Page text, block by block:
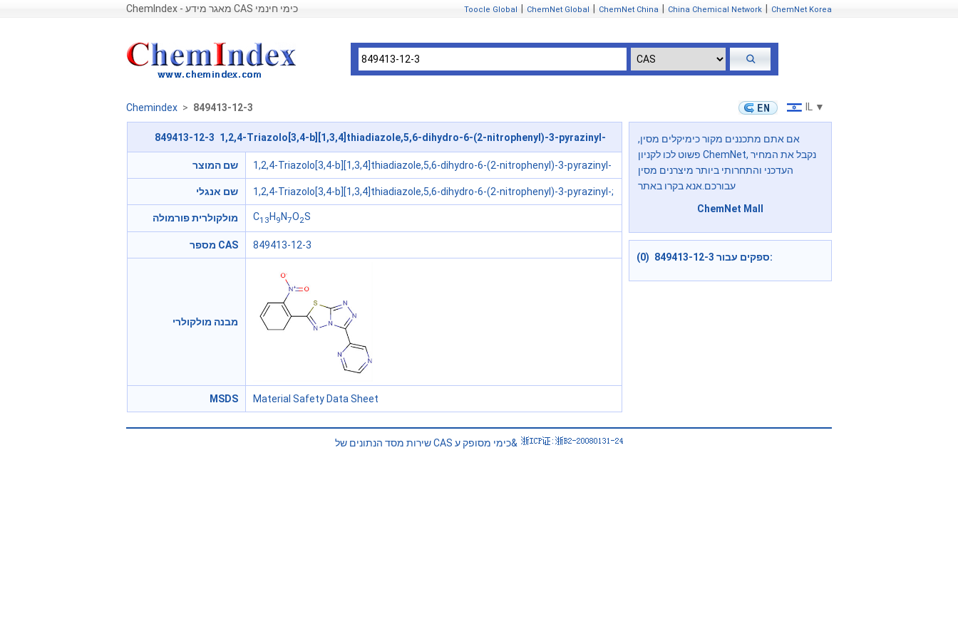
ChemIndex - מאגר מידע CAS כימי חינמי Toocle Global ChemNet Global ChemNet China China Chemical Network ChemNet Korea
Chemindex > 849413-12-3 IL ▼
849413-12-3 1,2,4-Triazolo[3,4-b][1,3,4]thiadiazole,5,6-dihydro-6-(2-nitrophenyl)-3-pyrazinyl-
שם המוצר 1,2,4-Triazolo[3,4-b][1,3,4]thiadiazole,5,6-dihydro-6-(2-nitrophenyl)-3-pyrazinyl-
שם אנגלי 1,2,4-Triazolo[3,4-b][1,3,4]thiadiazole,5,6-dihydro-6-(2-nitrophenyl)-3-pyrazinyl-;
מולקולרית פורמולה C13 H 9 N7O2S
מספר CAS 849413-12-3
מבנה מולקולרי
MSDS Material Safety Data Sheet
אם אתם מתכננים מקור כימיקלים מסין,
פשוט לכו לקניון ChemNet, נקבל את המחיר
העדכני והתחרותי ביותר מיצרנים מסין
עבורכם.אנא בקרו באתר
ChemNet Mall
ספקים עבור 849413-12-3 (0):
שירות מסד הנתונים של CAS כימי מסופק ע&